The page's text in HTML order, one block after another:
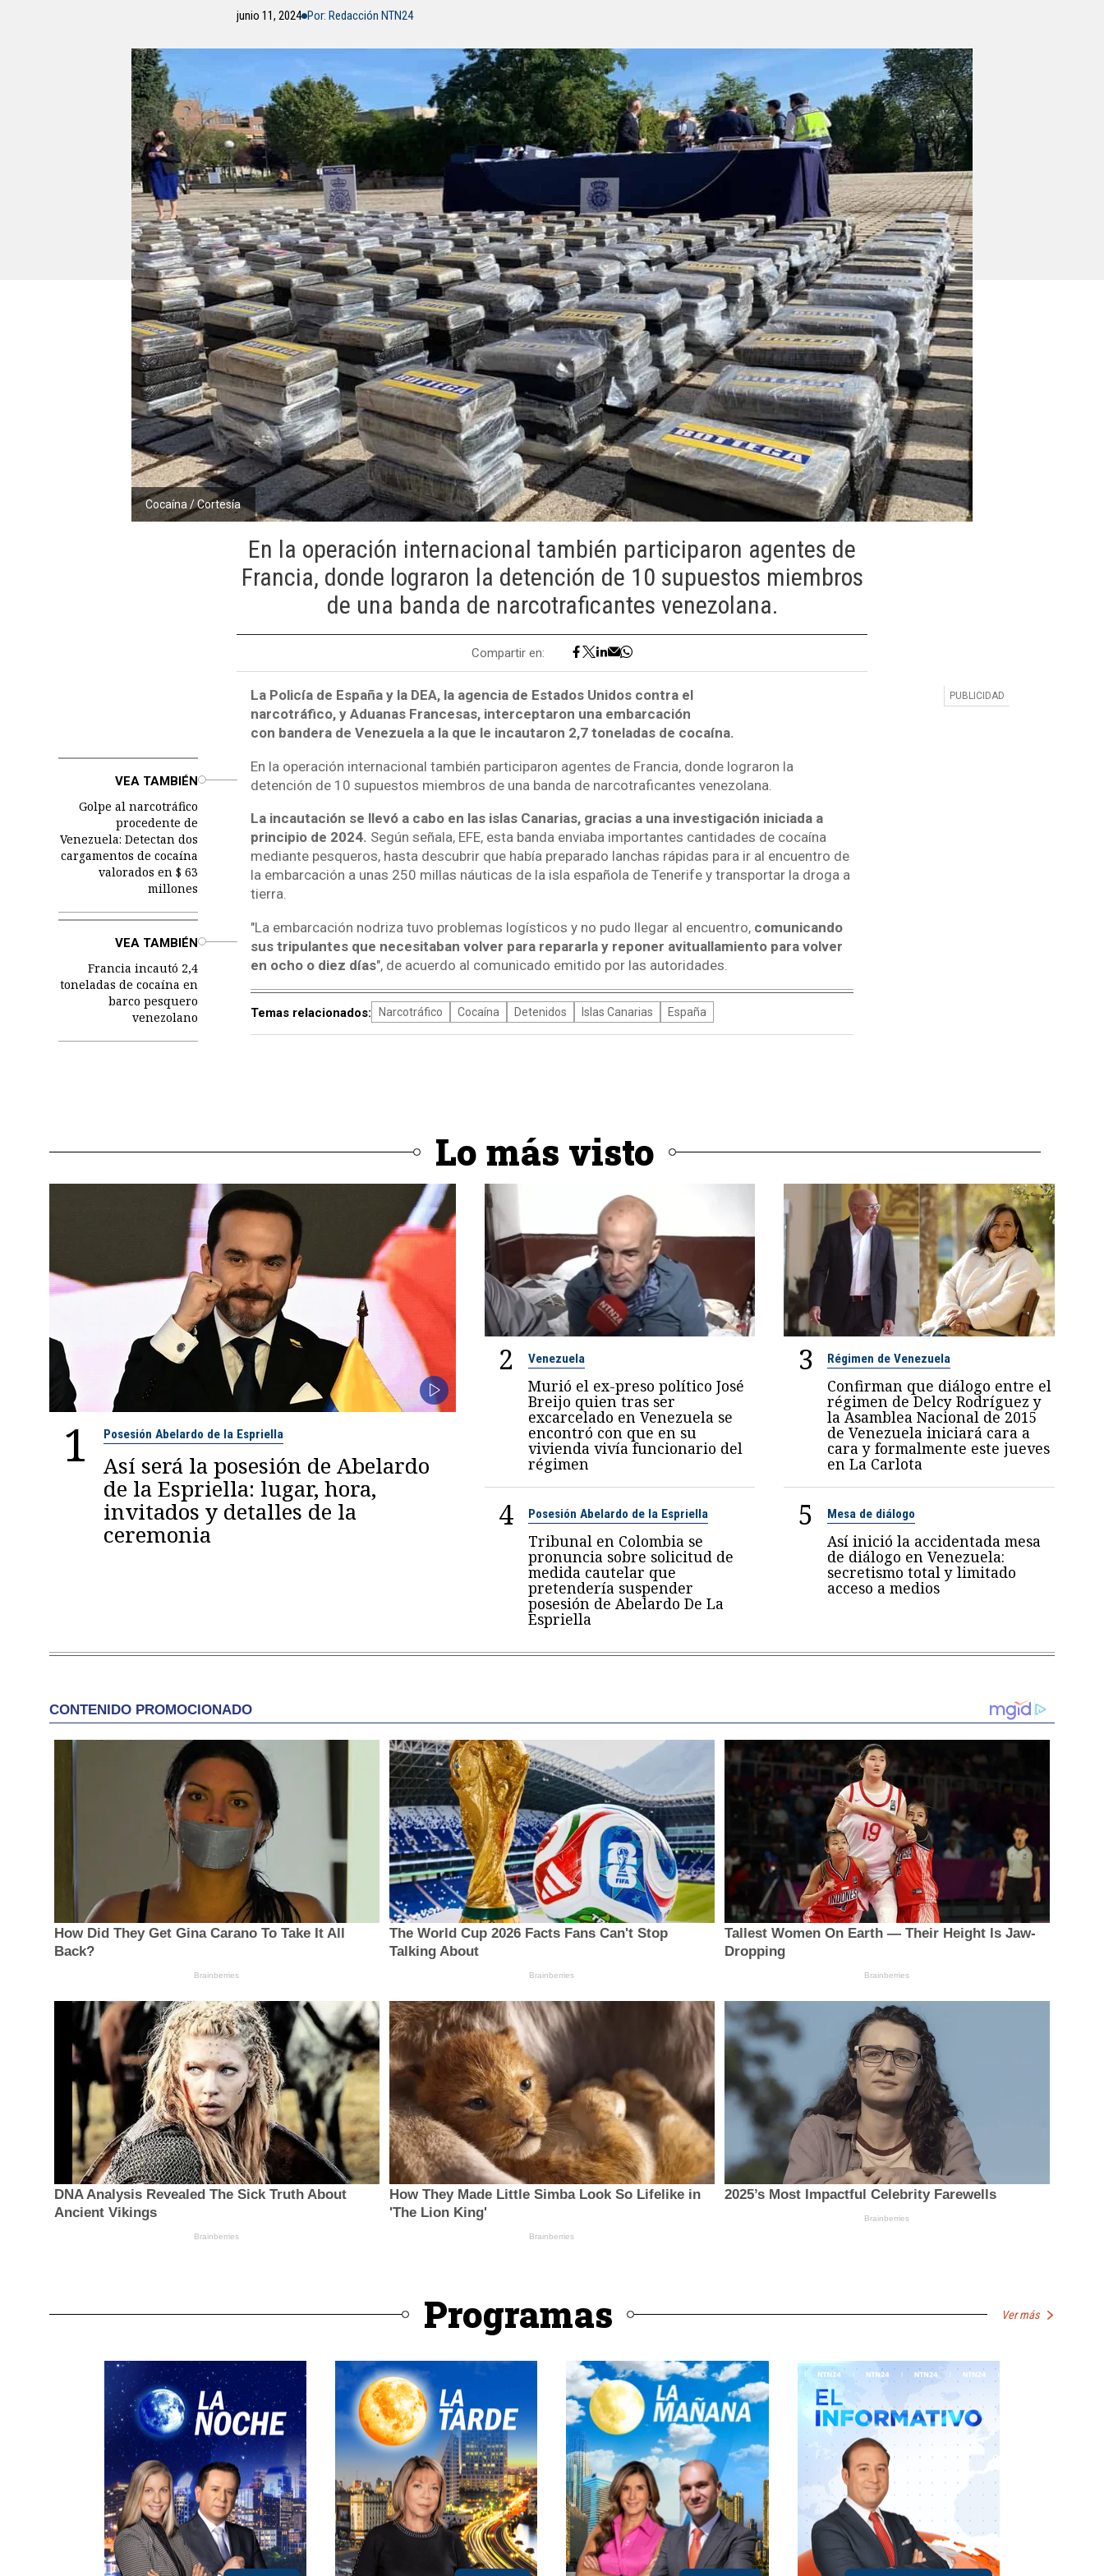
junio 11, 2024 Por: Redacción NTN24
Cocaína / Cortesía
En la operación internacional también participaron agentes de
Francia, donde lograron la detención de 10 supuestos miembros
de una banda de narcotraficantes venezolana.
Compartir en:
La Policía de España y la DEA, la agencia de Estados Unidos contra el
narcotráfico, y Aduanas Francesas, interceptaron una embarcación
con bandera de Venezuela a la que le incautaron 2,7 toneladas de cocaína.
VEA TAMBIÉN
Golpe al narcotráfico
procedente de
Venezuela: Detectan dos
cargamentos de cocaína
valorados en $ 63
millones
En la operación internacional también participaron agentes de Francia, donde lograron la
detención de 10 supuestos miembros de una banda de narcotraficantes venezolana.
La incautación se llevó a cabo en las islas Canarias, gracias a una investigación iniciada a
principio de 2024. Según señala, EFE, esta banda enviaba importantes cantidades de cocaína
mediante pesqueros, hasta descubrir que había preparado lanchas rápidas para ir al encuentro de
la embarcación a unas 250 millas náuticas de la isla española de Tenerife y transportar la droga a
tierra.
VEA TAMBIÉN
Francia incautó 2,4
toneladas de cocaína en
barco pesquero
venezolano
"La embarcación nodriza tuvo problemas logísticos y no pudo llegar al encuentro, comunicando
sus tripulantes que necesitaban volver para repararla y reponer avituallamiento para volver
en ocho o diez días", de acuerdo al comunicado emitido por las autoridades.
Temas relacionados: Narcotráfico Cocaína Detenidos Islas Canarias España
Lo más visto
1 Posesión Abelardo de la Espriella
Así será la posesión de Abelardo
de la Espriella: lugar, hora,
invitados y detalles de la
ceremonia
2 Venezuela
Murió el ex-preso político José
Breijo quien tras ser
excarcelado en Venezuela se
encontró con que en su
vivienda vivía funcionario del
régimen
3 Régimen de Venezuela
Confirman que diálogo entre el
régimen de Delcy Rodríguez y
la Asamblea Nacional de 2015
de Venezuela iniciará cara a
cara y formalmente este jueves
en La Carlota
4 Posesión Abelardo de la Espriella
Tribunal en Colombia se
pronuncia sobre solicitud de
medida cautelar que
pretendería suspender
posesión de Abelardo De La
Espriella
5 Mesa de diálogo
Así inició la accidentada mesa
de diálogo en Venezuela:
secretismo total y limitado
acceso a medios
Programas Ver más